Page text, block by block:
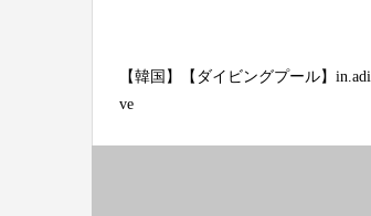
【韓国】【ダイビングプール】in.adi
ve